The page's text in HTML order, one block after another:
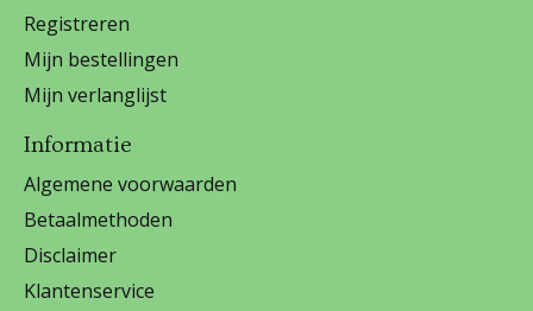
Registreren
Mijn bestellingen
Mijn verlanglijst
Informatie
Algemene voorwaarden
Betaalmethoden
Disclaimer
Klantenservice